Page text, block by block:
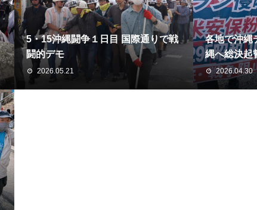
5・15沖縄闘争１日目 国際通りで戦
闘的デモ
2026.05.21
各地で沖縄
縄へ総決起
2026.04.30